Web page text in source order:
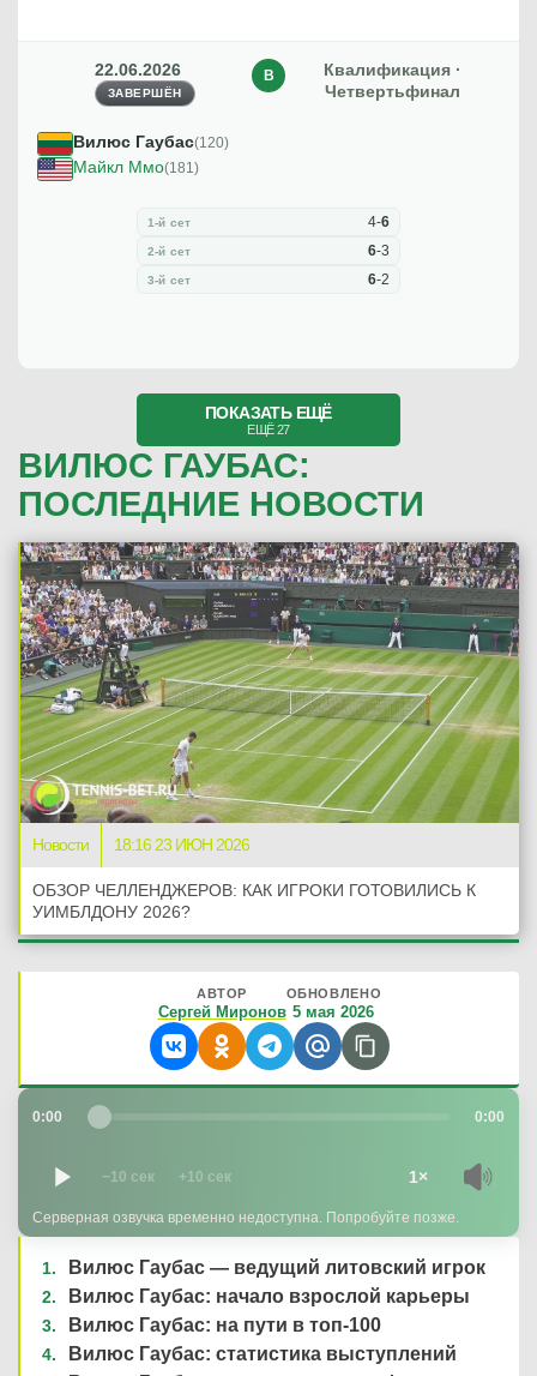
22.06.2026
ЗАВЕРШЁН
Квалификация ·
Четвертьфинал
В
Вилюс Гаубас(120)
Майкл Ммо(181)
1-й сет 4-6
2-й сет 6-3
3-й сет 6-2
ПОКАЗАТЬ ЕЩЁ
ЕЩЁ 27
ВИЛЮС ГАУБАС:
ПОСЛЕДНИЕ НОВОСТИ
Новости 18:16 23 ИЮН 2026
ОБЗОР ЧЕЛЛЕНДЖЕРОВ: КАК ИГРОКИ ГОТОВИЛИСЬ К
УИМБЛДОНУ 2026?
АВТОР
Сергей Миронов
ОБНОВЛЕНО
5 мая 2026
0:00 0:00
−10 сек +10 сек 1×
Серверная озвучка временно недоступна. Попробуйте позже.
Вилюс Гаубас — ведущий литовский игрок
Вилюс Гаубас: начало взрослой карьеры
Вилюс Гаубас: на пути в топ-100
Вилюс Гаубас: статистика выступлений